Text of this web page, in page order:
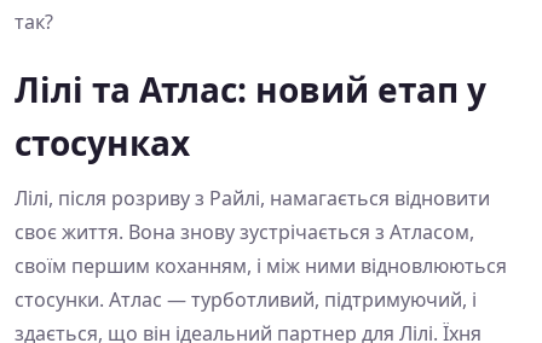
так?
Лілі та Атлас: новий етап у
стосунках
Лілі, після розриву з Райлі, намагається відновити
своє життя. Вона знову зустрічається з Атласом,
своїм першим коханням, і між ними відновлюються
стосунки. Атлас — турботливий, підтримуючий, і
здається, що він ідеальний партнер для Лілі. Їхня